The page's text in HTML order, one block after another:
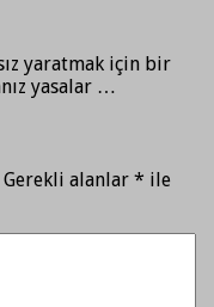
yaratmak için bir
yasalar …
Gerekli alanlar * ile